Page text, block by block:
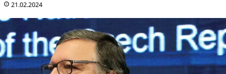
21.02.2024